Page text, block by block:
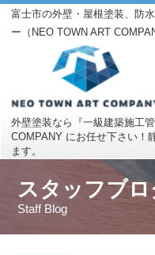
富士市の外壁・屋根塗装、防
ー（NEO TOWN ART
外壁塗装なら『一級建築施工
COMPANY にお任せ下さい！
ます。
スタッフブ
Staff Blog